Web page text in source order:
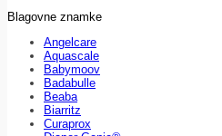
Blagovne znamke
Angelcare
Aquascale
Babymoov
Badabulle
Beaba
Biarritz
Curaprox